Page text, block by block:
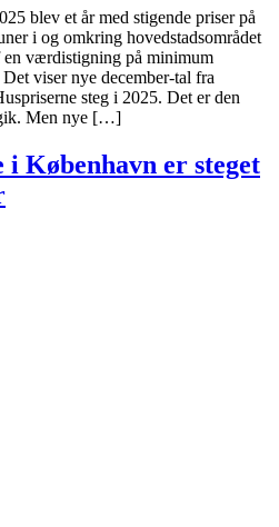
blev et år med stigende priser på
i og omkring hovedstadsområdet
værdistigning på minimum
viser nye december-tal fra
steg i 2025. Det er den
Men nye […]
København er steget